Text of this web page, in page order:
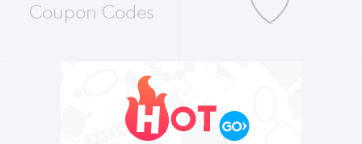
Coupon Codes